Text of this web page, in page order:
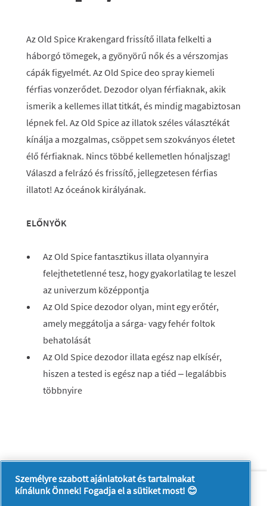
Az Old Spice Krakengard frissítő illata felkelti a
háborgó tömegek, a gyönyörű nők és a vérszomjas
cápák figyelmét. Az Old Spice deo spray kiemeli
férfias vonzerődet. Dezodor olyan férfiaknak, akik
ismerik a kellemes illat titkát, és mindig magabiztosan
lépnek fel. Az Old Spice az illatok széles választékát
kínálja a mozgalmas, csöppet sem szokványos életet
élő férfiaknak. Nincs többé kellemetlen hónaljszag!
Válaszd a felrázó és frissítő, jellegzetesen férfias
illatot! Az óceánok királyának.
ELŐNYÖK
Az Old Spice fantasztikus illata olyannyira
felejthetetlenné tesz, hogy gyakorlatilag te leszel
az univerzum középpontja
Az Old Spice dezodor olyan, mint egy erőtér,
amely meggátolja a sárga- vagy fehér foltok
behatolását
Az Old Spice dezodor illata egész nap elkísér,
hiszen a tested is egész nap a tiéd – legalábbis
többnyire
Rólunk
Kapcsolatfelvétel
A pg.com felkeresése
Személyre szabott ajánlatokat és tartalmakat
kínálunk Önnek! Fogadja el a sütiket most! 😊